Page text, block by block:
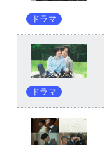
ドラマ
ドラマ